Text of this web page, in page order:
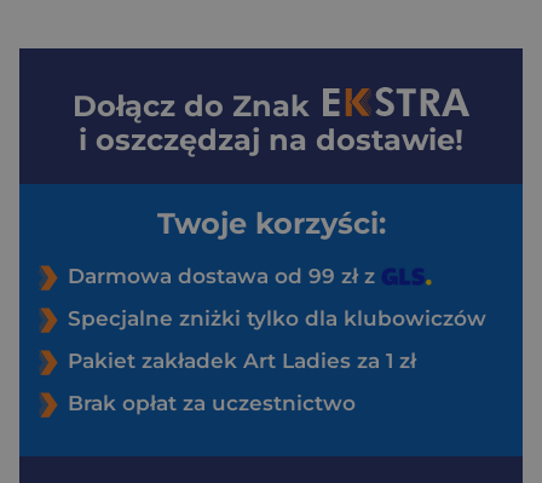
Dołącz do Znak
i oszczędzaj na dostawie!
Twoje korzyści:
Darmowa dostawa od 99 zł z
Specjalne zniżki tylko dla klubowiczów
Pakiet zakładek Art Ladies za 1 zł
Brak opłat za uczestnictwo